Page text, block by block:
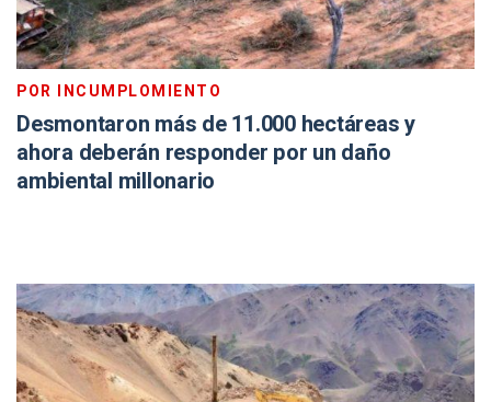
POR INCUMPLOMIENTO
Desmontaron más de 11.000 hectáreas y
ahora deberán responder por un daño
ambiental millonario